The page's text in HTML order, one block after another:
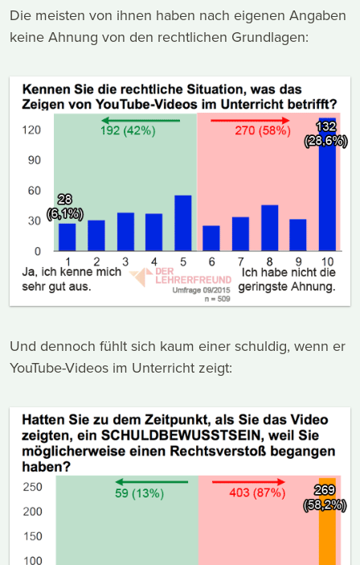
Die meisten von ihnen haben nach eigenen Angaben
keine Ahnung von den rechtlichen Grundlagen:
Und dennoch fühlt sich kaum einer schuldig, wenn er
YouTube-Videos im Unterricht zeigt: